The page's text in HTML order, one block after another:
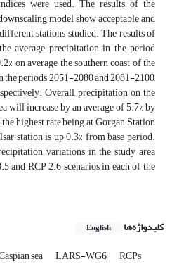
were used. The results of the
model show acceptable and
stations studied. The results of
average precipitation in the period
on average the southern coast of the
periods 2051-2080 and 2081-2100,
Overall, precipitation on the
will increase by an average of 5.7% by
highest rate being at Gorgan Station
station is up 0.3% from base period.
variations in the study area
and RCP 2.6 scenarios in each of the
کلیدواژه‌ها English
sea LARS-WG6 RCPs